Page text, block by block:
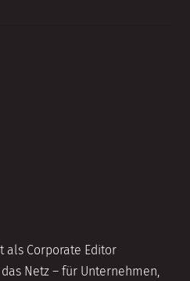
als Corporate Editor
Netz – für Unternehmen,